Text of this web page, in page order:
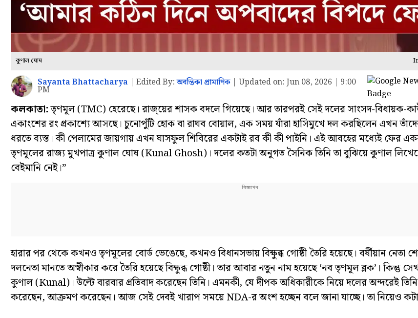
কুণাল ঘোষ
Sayanta Bhattacharya | Edited By:অবন্তিকা প্রামাণিক | Updated on: Jun 08, 2026 | 9:00
PM
কলকাতা:তৃণমূল (TMC) হেরেছে। রাজ্য়ের শাসক বদলে গিয়েছে। আর তারপরই সেই দলের সাংসদ-বিধায়ক-
একাংশের রং প্রকাশ্যে আসছে। চুনোপুঁটি হোক বা রাঘব বোয়াল, এক সময় যাঁরা হাসিমুখে দল করছিলেন এখন
ধরতে ব্যস্ত। কী পেলামের জায়গায় এখন ঘাসফুল শিবিরের একটাই রব কী কী পাইনি। এই আবহের মধ্যেই ফের
তৃণমূলের রাজ্য মুখপাত্র কুণাল ঘোষ (Kunal Ghosh)। দলের কতটা অনুগত সৈনিক তিনি তা বুঝিয়ে কুণাল
বেইমানি নেই।”
হারার পর থেকে কখনও তৃণমূলের বোর্ড ভেঙেছে, কখনও বিধানসভায় বিক্ষুব্ধ গোষ্ঠী তৈরি হয়েছে। বর্ষীয়ান নেতা
দলনেতা মানতে অস্বীকার করে তৈরি হয়েছে বিক্ষুব্ধ গোষ্ঠী। তার আবার নতুন নাম হয়েছে ‘নব তৃণমূল ব্লক’। কিন্তু
কুণাল (Kunal)। উল্টে বারবার প্রতিবাদ করেছেন তিনি। এমনকী, যে দীপক অধিকারীকে নিয়ে দলের অন্দরেই তিনি
করেছেন, আক্রমণ করেছেন। আজ সেই দেবই খারাপ সময়ে NDA-র অংশ হচ্ছেন বলে জানা যাচ্ছে। তা নিয়েও